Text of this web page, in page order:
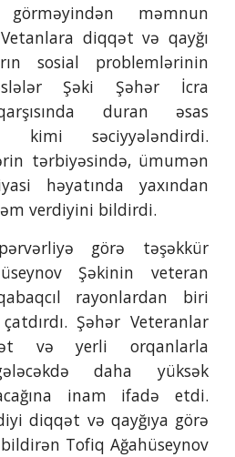
məmnun
diqqət və qayğı
sosial problemlərinin
Şəki Şəhər İcra
duran əsas
kimi səciyyələndirdi.
tərbiyəsində, ümumən
həyatında yaxından
verdiyini bildirdi.
görə təşəkkür
Şəkinin veteran
rayonlardan biri
Şəhər Veteranlar
və yerli orqanlarla
daha yüksək
inam ifadə etdi.
diqqət və qayğıya görə
Tofiq Ağahüseynov